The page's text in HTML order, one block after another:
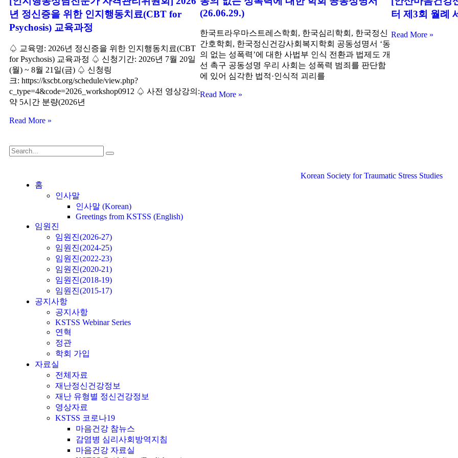
년 정신증을 위한 인지행동치료(CBT for
Psychosis) 교육과정
♤ 교육명: 2026년 정신증을 위한 인지행동치료(CBT
for Psychosis) 교육과정 ♤ 신청기간: 2026년 7월 20일
(월) ~ 8월 21일(금) ♤ 신청링
크: https://kscbt.org/schedule/view.php?
c_type=4&code=2026_workshop0912 ♤ 사전 영상강의:
약 5시간 분량(2026년
Read More »
(26.06.29.)
한국트라우마스트레스학회, 한국심리학회, 한국정신
간호학회, 한국정신건강사회복지학회 공동성명서 ‘동
의 없는 성폭력’에 대한 사법부 인식 전환과 법제도 개
선 촉구 공동성명 우리 사회는 성폭력 범죄를 판단함
에 있어 심각한 법적·인식적 괴리를
Read More »
터 제3회 월례
Read More »
홈
인사말
인사말 (Korean)
Greetings from KSTSS (English)
임원진
임원진(2026-27)
임원진(2024-25)
임원진(2022-23)
임원진(2020-21)
임원진(2018-19)
임원진(2015-17)
공지사항
공지사항
KSTSS Webinar Series
연혁
정관
학회 가입
자료실
전체자료
재난정신건강정보
재난 유형별 정신건강정보
영상자료
KSTSS 코로나19
마음건강 참뉴스
감염병 심리사회방역지침
마음건강 자료실
Korean Society for Traumatic Stress Studies​